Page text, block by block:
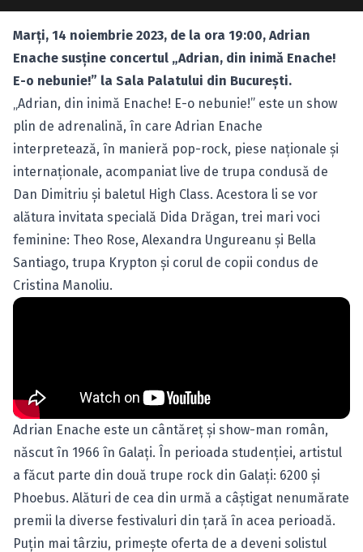
Marți, 14 noiembrie 2023, de la ora 19:00, Adrian
Enache susține concertul „Adrian, din inimă Enache!
E-o nebunie!” la Sala Palatului din București.
„Adrian, din inimă Enache! E-o nebunie!” este un show
plin de adrenalină, în care Adrian Enache
interpretează, în manieră pop-rock, piese naționale și
internaționale, acompaniat live de trupa condusă de
Dan Dimitriu și baletul High Class. Acestora li se vor
alătura invitata specială Dida Drăgan, trei mari voci
feminine: Theo Rose, Alexandra Ungureanu și Bella
Santiago, trupa Krypton și corul de copii condus de
Cristina Manoliu.
Adrian Enache este un cântăreț și show-man român,
născut în 1966 în Galați. În perioada studenției, artistul
a făcut parte din două trupe rock din Galați: 6200 și
Phoebus. Alături de cea din urmă a câștigat nenumărate
premii la diverse festivaluri din țară în acea perioadă.
Puțin mai târziu, primește oferta de a deveni solistul